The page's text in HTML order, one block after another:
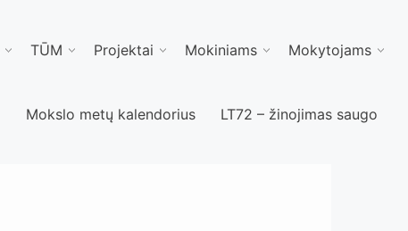
TŪM Projektai Mokiniams Mokytojams
Mokslo metų kalendorius LT72 – žinojimas saugo